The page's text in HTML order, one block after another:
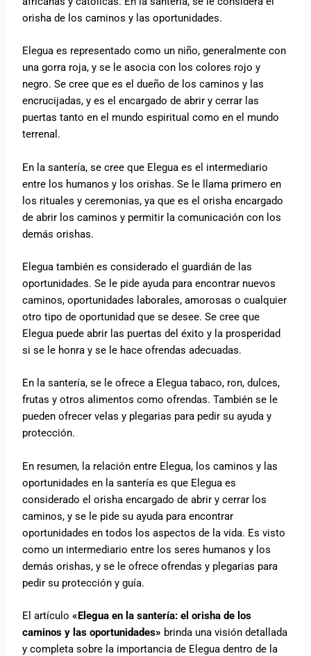
orisha de los caminos y las oportunidades.
Elegua es representado como un niño, generalmente con
una gorra roja, y se le asocia con los colores rojo y
negro. Se cree que es el dueño de los caminos y las
encrucijadas, y es el encargado de abrir y cerrar las
puertas tanto en el mundo espiritual como en el mundo
terrenal.
En la santería, se cree que Elegua es el intermediario
entre los humanos y los orishas. Se le llama primero en
los rituales y ceremonias, ya que es el orisha encargado
de abrir los caminos y permitir la comunicación con los
demás orishas.
Elegua también es considerado el guardián de las
oportunidades. Se le pide ayuda para encontrar nuevos
caminos, oportunidades laborales, amorosas o cualquier
otro tipo de oportunidad que se desee. Se cree que
Elegua puede abrir las puertas del éxito y la prosperidad
si se le honra y se le hace ofrendas adecuadas.
En la santería, se le ofrece a Elegua tabaco, ron, dulces,
frutas y otros alimentos como ofrendas. También se le
pueden ofrecer velas y plegarias para pedir su ayuda y
protección.
En resumen, la relación entre Elegua, los caminos y las
oportunidades en la santería es que Elegua es
considerado el orisha encargado de abrir y cerrar los
caminos, y se le pide su ayuda para encontrar
oportunidades en todos los aspectos de la vida. Es visto
como un intermediario entre los seres humanos y los
demás orishas, y se le ofrece ofrendas y plegarias para
pedir su protección y guía.
El artículo «Elegua en la santería: el orisha de los
caminos y las oportunidades» brinda una visión detallada
y completa sobre la importancia de Elegua dentro de la